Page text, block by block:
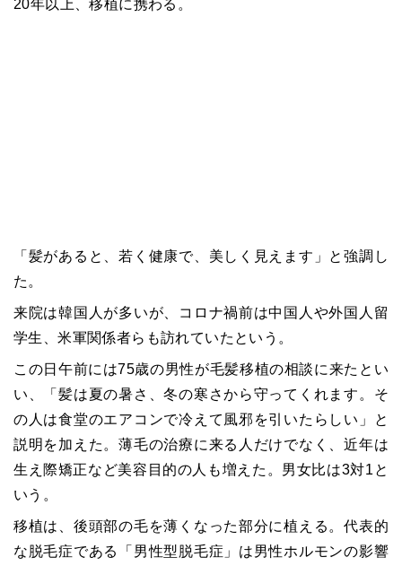
20年以上、移植に携わる。
「髪があると、若く健康で、美しく見えます」と強調し
た。
来院は韓国人が多いが、コロナ禍前は中国人や外国人留
学生、米軍関係者らも訪れていたという。
この日午前には75歳の男性が毛髪移植の相談に来たとい
い、「髪は夏の暑さ、冬の寒さから守ってくれます。そ
の人は食堂のエアコンで冷えて風邪を引いたらしい」と
説明を加えた。薄毛の治療に来る人だけでなく、近年は
生え際矯正など美容目的の人も増えた。男女比は3対1と
いう。
移植は、後頭部の毛を薄くなった部分に植える。代表的
な脱毛症である「男性型脱毛症」は男性ホルモンの影響